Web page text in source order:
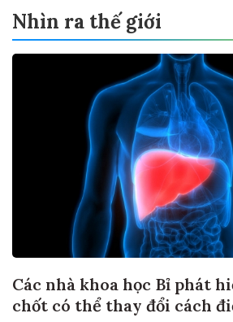
Nhìn ra thế giới
Các nhà khoa học Bỉ phát
chốt có thể thay đổi cách